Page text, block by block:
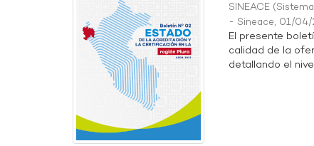
SINEACE (
- Sineace, 01/04/
El presente
calidad de la
detallando el